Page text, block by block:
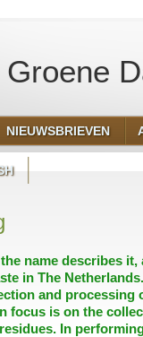
Groene
NIEUWSBRIEVEN
name describes
in The
and
focus is on the
In